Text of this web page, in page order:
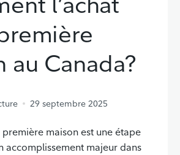
au Canada?
29 septembre 2025
première maison est une étape
accomplissement majeur dans